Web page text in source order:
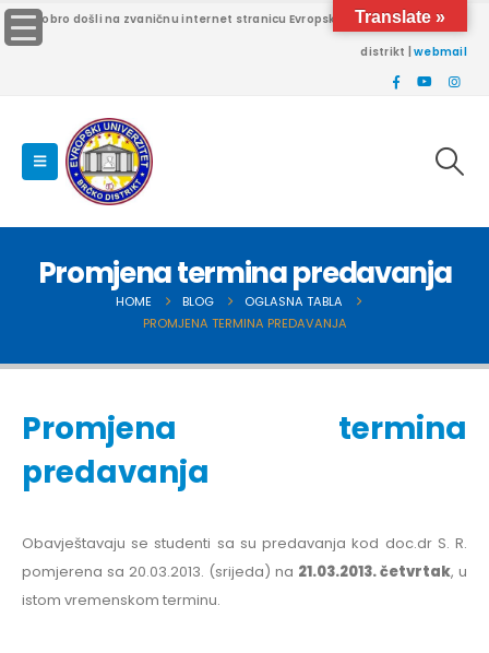
Dobro došli na zvaničnu internet stranicu Evropskog univerziteta Brčko
distrikt |webmail
Promjena termina predavanja
HOME BLOG
OGLASNA TABLA
PROMJENA TERMINA PREDAVANJA
Promjena termina
predavanja
Obavještavaju se studenti sa su predavanja kod doc.dr S. R.
pomjerena sa 20.03.2013. (srijeda) na 21.03.2013. četvrtak, u
istom vremenskom terminu.
Translate »